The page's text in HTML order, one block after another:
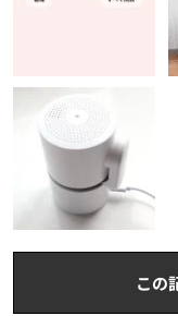
この